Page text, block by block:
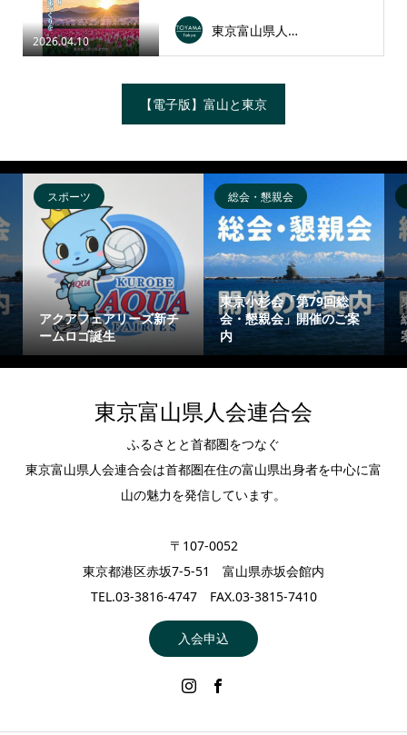
2026.04.10
東京富山県人会連合会
【電子版】富山と東京
スポーツ
アクアフェアリーズ新チ
ームロゴ誕生
総会・懇親会
東京小杉会「第79回総
会・懇親会」開催のご案
内
東京富山県人会連合会
ふるさとと首都圏をつなぐ
東京富山県人会連合会は首都圏在住の富山県出身者を中心に富
山の魅力を発信しています。
〒107-0052
東京都港区赤坂7-5-51 富山県赤坂会館内
TEL.03-3816-4747 FAX.03-3815-7410
入会申込